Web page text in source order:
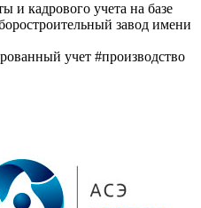
и кадрового учета на базе
завод имени
учет #производство